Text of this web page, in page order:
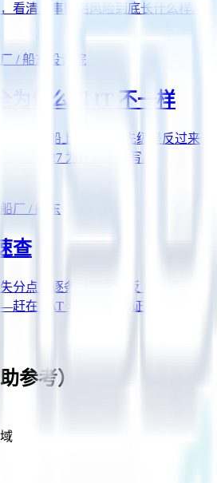
看清海事网络风险到底长什么样。
厂 / 船东 设计院
为什么和 IT 不一样
可用——船上 OT 的优先级是反过来
得懂 E27 为什么这么写。
船厂 / 船东
查
分点，逐条对照它违反 E27 哪一族
赶在 FAT 与船级社见证前自查。
参考）